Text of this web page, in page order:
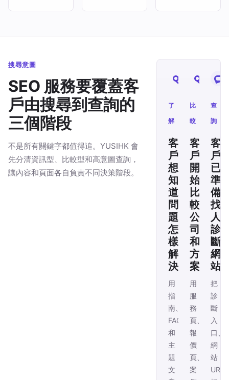
搜尋意圖
SEO 服務要覆蓋客
戶由搜尋到查詢的
三個階段
不是所有關鍵字都值得追。YUSIHK 會
先分清資訊型、比較型和高意圖查詢，
讓內容和頁面各自負責不同決策階段。
了
解
客
戶
想
知
道
問
題
怎
樣
解
決
用
指
南、
FAQ
和
主
題
文
比
較
客
戶
開
始
比
較
公
司
和
方
案
用
服
務
頁、
報
價
頁、
案
查
詢
客
戶
已
準
備
找
人
診
斷
網
站
把
診
斷
入
口、
網
站
URL